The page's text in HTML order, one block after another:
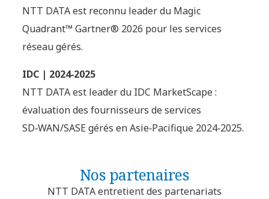
NTT DATA est reconnu leader du Magic
Quadrant™ Gartner® 2026 pour les services
réseau gérés.
IDC | 2024‑2025
NTT DATA est leader du IDC MarketScape :
évaluation des fournisseurs de services
SD‑WAN/SASE gérés en Asie‑Pacifique 2024‑2025.
Nos partenaires
NTT DATA entretient des partenariats